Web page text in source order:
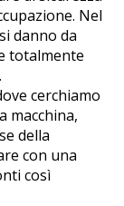
Nel
danno da
totalmente
cerchiamo
macchina,
della
con una
così